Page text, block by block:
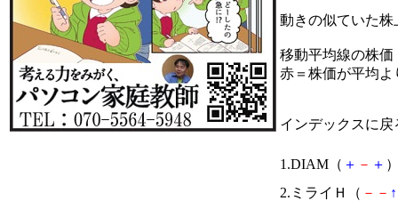
動きの似ていた
移動平均線の株価
赤＝株価が平均
インデックスに戻
1.DIAM（ ＋ － ＋
2.ミライＨ（ － － ↑